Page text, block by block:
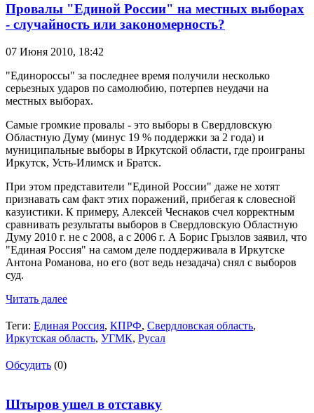
Провалы "Единой России" на местных выборах
- случайность или закономерность?
07 Июня 2010, 18:42
"Единороссы" за последнее время получили несколько
серьезных ударов по самолюбию, потерпев неудачи на
местных выборах.
Самые громкие провалы - это выборы в Свердловскую
Областную Думу (минус 19 % поддержки за 2 года) и
муниципальные выборы в Иркутской области, где проиграны
Иркутск, Усть-Илимск и Братск.
При этом представители "Единой России" даже не хотят
признавать сам факт этих поражений, прибегая к словесной
казуистики. К примеру, Алексей Чеснаков счел корректным
сравнивать результаты выборов в Свердловскую Областную
Думу 2010 г. не с 2008, а с 2006 г. А Борис Грызлов заявил, что
"Единая Россия" на самом деле поддерживала в Иркутске
Антона Романова, но его (вот ведь незадача) снял с выборов
суд.
Читать далее
Теги: Единая Россия, КПРФ, Свердловская область,
Иркутская область, УГМК, Русал
Обсудить (0)
Штыров ушел в отставку